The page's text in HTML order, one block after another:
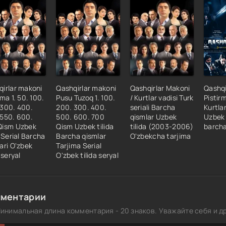
Qism
Qism
Qism
Qism
Qism
Qism
Qism
Qism
Qism
Qism
Qism
Qism
Qism
makoni
1. 50. 100.
400.
600.
Uzbek
Barcha
O'zbek
Qashqirlar makoni
Pusu Tuzoq 1. 100.
200. 300. 400.
500. 600. 700
Qism Uzbek tilida
Barcha qismlar
Tarjima Serial
O'zbek tilida seryal
Qashqirlar Makoni
/ Kurtlar vadisi Turk
seriali Barcha
qismlar Uzbek
tilida (2003-2006)
O'zbekcha tarjima
длина комментария - 20 знаков. Уважайте себя и